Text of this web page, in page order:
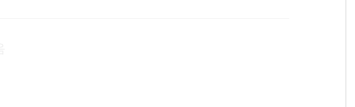
도의 경우 32.7032라는 고유 진동수를 가지고 있어 피
키면..